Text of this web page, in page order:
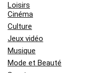
Loisirs
Cinéma
Culture
Jeux vidéo
Musique
Mode et Beauté